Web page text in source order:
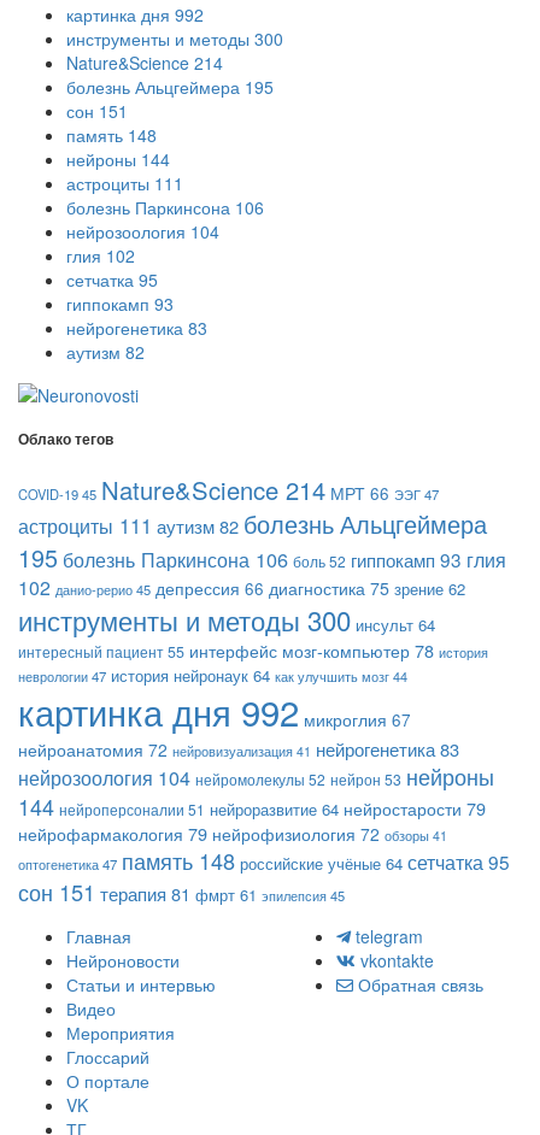
картинка дня 992
инструменты и методы 300
Nature&Science 214
болезнь Альцгеймера 195
сон 151
память 148
нейроны 144
астроциты 111
болезнь Паркинсона 106
нейрозоология 104
глия 102
сетчатка 95
гиппокамп 93
нейрогенетика 83
аутизм 82
Облако тегов
COVID-1945 Nature&Science 214 МРТ 66 ЭЭГ47
астроциты 111 аутизм82 болезнь Альцгеймера
195 болезнь Паркинсона 106 боль52 гиппокамп 93 глия
102 данио-рерио45 депрессия 66 диагностика 75 зрение 62
инструменты и методы 300 инсульт 64
интересный пациент55 интерфейс мозг-компьютер78 история
неврологии47 история нейронаук 64 как улучшить мозг44
картинка дня 992 микроглия 67
нейроанатомия 72 нейровизуализация 41 нейрогенетика83
нейрозоология 104 нейромолекулы 52 нейрон 53 нейроны
144 нейроперсоналии 51 нейроразвитие 64 нейростарости 79
нейрофармакология 79 нейрофизиология 72 обзоры 41
оптогенетика47 память 148 российские учёные 64 сетчатка 95
сон 151 терапия 81 фмрт 61 эпилепсия45
Главная
Нейроновости
Статьи и интервью
Видео
Мероприятия
Глоссарий
О портале
VK
ТГ
telegram
vkontakte
Обратная связь